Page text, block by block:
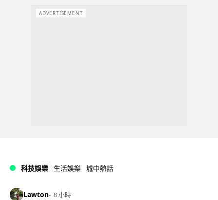
ADVERTISEMENT
科技娛樂 生活娛樂 城中熱話
Lawton 8 小時